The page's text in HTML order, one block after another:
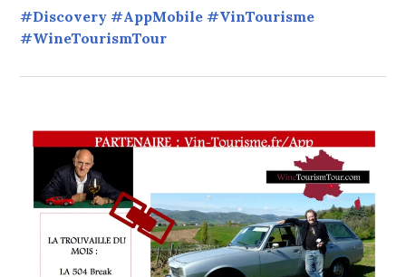
#Discovery #AppMobile #VinTourisme
#WineTourismTour